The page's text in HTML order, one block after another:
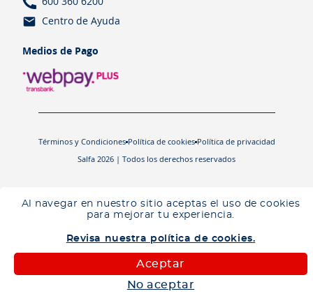
Al navegar en nuestro sitio aceptas el uso de cookies
para mejorar tu experiencia.
Revisa nuestra política de cookies.
Aceptar
No aceptar
600 360 6200
Centro de Ayuda
Medios de Pago
Salfa 2026 | Todos los derechos reservados
Términos y Condiciones Política de cookies Política de privacidad